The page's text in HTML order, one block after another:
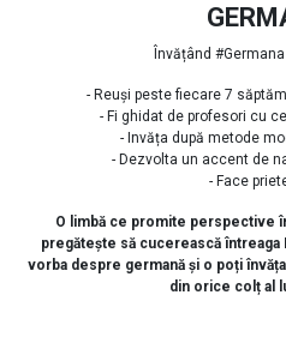
Învățând
- Reuși peste fiecare 7
- Fi ghidat de profesori cu
- Invăța după metode
- Dezvolta un accent de
- Face
O limbă ce promite perspective
pregătește să cucerească întreaga
vorba despre germană și o poți
din orice colț al